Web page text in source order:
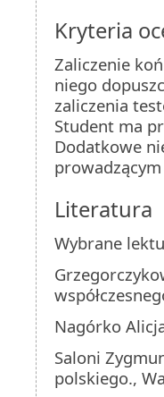
Kryteria
Zaliczenie
niego
zaliczenia
Student ma
Dodatkowe
Literatura
Wybrane
Nagórko
Saloni
polskiego.,